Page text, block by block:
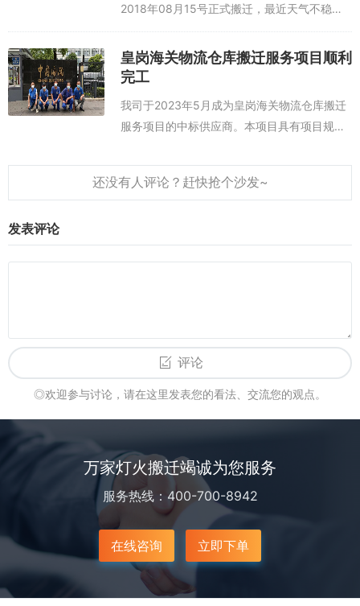
2018年08月15号正式搬迁，最近天气不稳
定，很担心会下雨，搬家公司取消这次的搬
家，因为今天是最后期限了。不放心提前打了
电话。客服说已经安排，会正常出单，一大...
皇岗海关物流仓库搬迁服务项目顺利
完工
我司于2023年5月成为皇岗海关物流仓库搬迁
服务项目的中标供应商。本项目具有项目规模
根据项目情况量身定制了整体的搬迁方案，为
项目有条不絮地进行提供保障。项目开工...
发表评论
评论
◎欢迎参与讨论，请在这里发表您的看法、交流您的观点。
万家灯火搬迁竭诚为您服务
服务热线：400-700-8942
在线咨询 立即下单